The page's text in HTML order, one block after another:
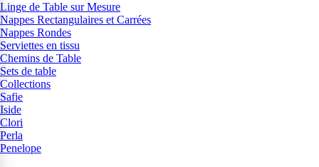
Linge de Table sur Mesure
Nappes Rectangulaires et Carrées
Nappes Rondes
Serviettes en tissu
Chemins de Table
Sets de table
Collections
Safie
Iside
Clori
Perla
Penelope